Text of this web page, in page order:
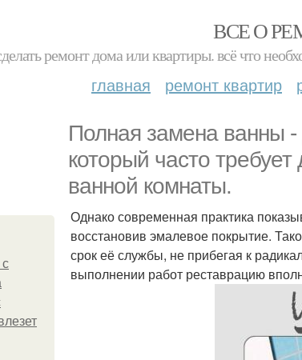
ВСЕ О
ремонт дома или квартиры. всё что
главная ремонт квартир
Полная замена ванны -
который часто
ванной комнаты.
Однако современная практика
восстановив эмалевое покрытие.
срок её службы, не прибегая к
выполнении работ реставрацию